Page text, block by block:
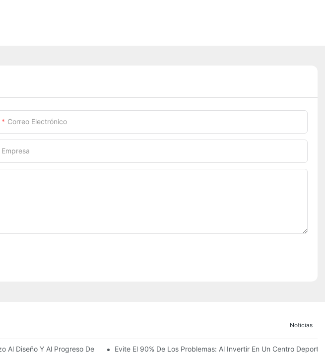
Correo Electrónico
Empresa
Noticias
De Entretenimiento Con Más De 60 Emocionantes Atracciones.
Al Diseño Y Al Progreso De La Construcción Del Reino Infantil Modoqi De Wuhan, De 13.000
Evite El 90% De Los Problemas: Al Invertir En Un Centro